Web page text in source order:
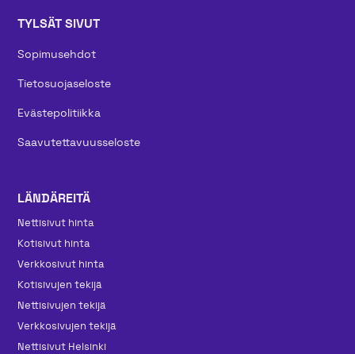
TYLSÄT SIVUT
Sopimusehdot
Tietosuojaseloste
Evästepolitiikka
Saavutettavuusseloste
LÄNDÄREITÄ
Nettisivut hinta
Kotisivut hinta
Verkkosivut hinta
Kotisivujen tekijä
Nettisivujen tekijä
Verkkosivujen tekijä
Nettisivut Helsinki